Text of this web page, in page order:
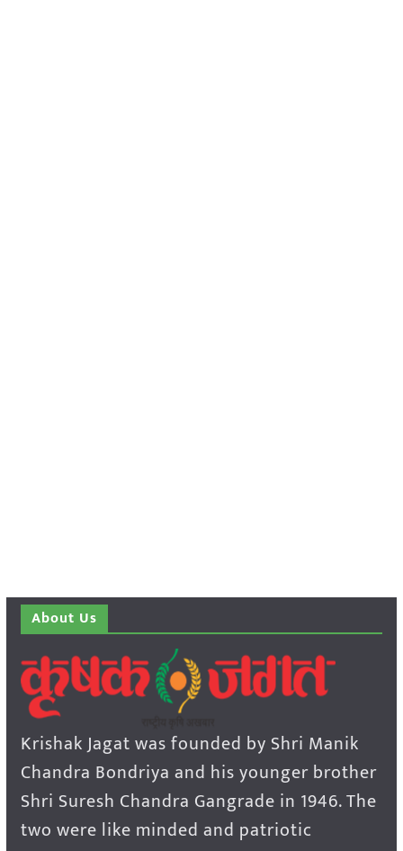
About Us
Krishak Jagat was founded by Shri Manik
Chandra Bondriya and his younger brother
Shri Suresh Chandra Gangrade in 1946. The
two were like minded and patriotic